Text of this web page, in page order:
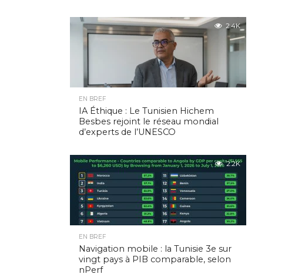
2.4K
EN BREF
IA Éthique : Le Tunisien Hichem
Besbes rejoint le réseau mondial
d’experts de l’UNESCO
2.2K
EN BREF
Navigation mobile : la Tunisie 3e sur
vingt pays à PIB comparable, selon
nPerf